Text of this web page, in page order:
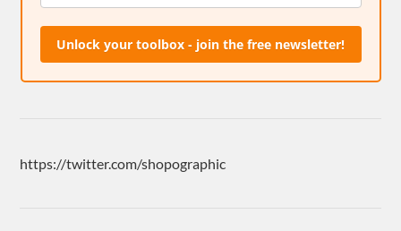
Unlock your toolbox - join the free newsletter!
https://twitter.com/shopographic